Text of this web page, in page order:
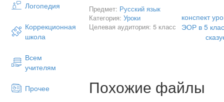
Логопедия
Коррекционная
школа
Всем
учителям
Прочее
Мотивация учебной
деятельности
Предмет: Русский язык
Категория:Уроки
Целевая аудитория: 5 класс
конспект
ЭОР в 5
Похожие файлы